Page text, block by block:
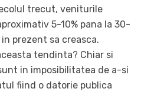
trecut, veniturile
5-10% pana la 30-
prezent sa creasca.
tendinta? Chiar si
in imposibilitatea de a-si
fiind o datorie publica